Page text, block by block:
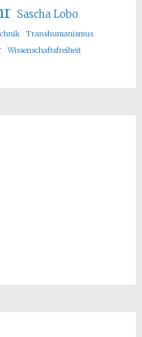
Sascha Lobo
Transhumanismus
Wissenschaftsfreiheit